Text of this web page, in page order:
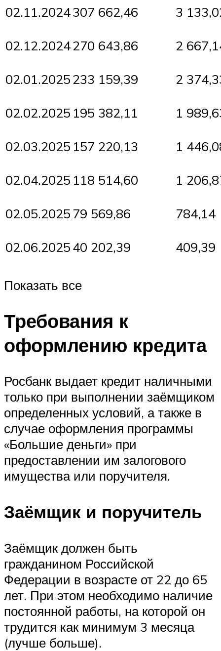
02.11.2024307 662,46 3
02.12.2024270 643,86 2
02.01.2025233 159,39 2
02.02.2025 195 382,11 1
02.03.2025 157 220,13 1
02.04.2025 118 514,60 1
02.05.2025 79 569,86 784,14
02.06.202540 202,39 409,39
Показать все
Требования к
оформлению кредита
Росбанк выдает кредит наличными
только при выполнении заёмщиком
определенных условий, а также в
случае оформления программы
«Большие деньги» при
предоставлении им залогового
имущества или поручителя.
Заёмщик и поручитель
Заёмщик должен быть
гражданином Российской
Федерации в возрасте от 22 до 65
лет. При этом необходимо наличие
постоянной работы, на которой он
трудится как минимум 3 месяца
(лучше больше).